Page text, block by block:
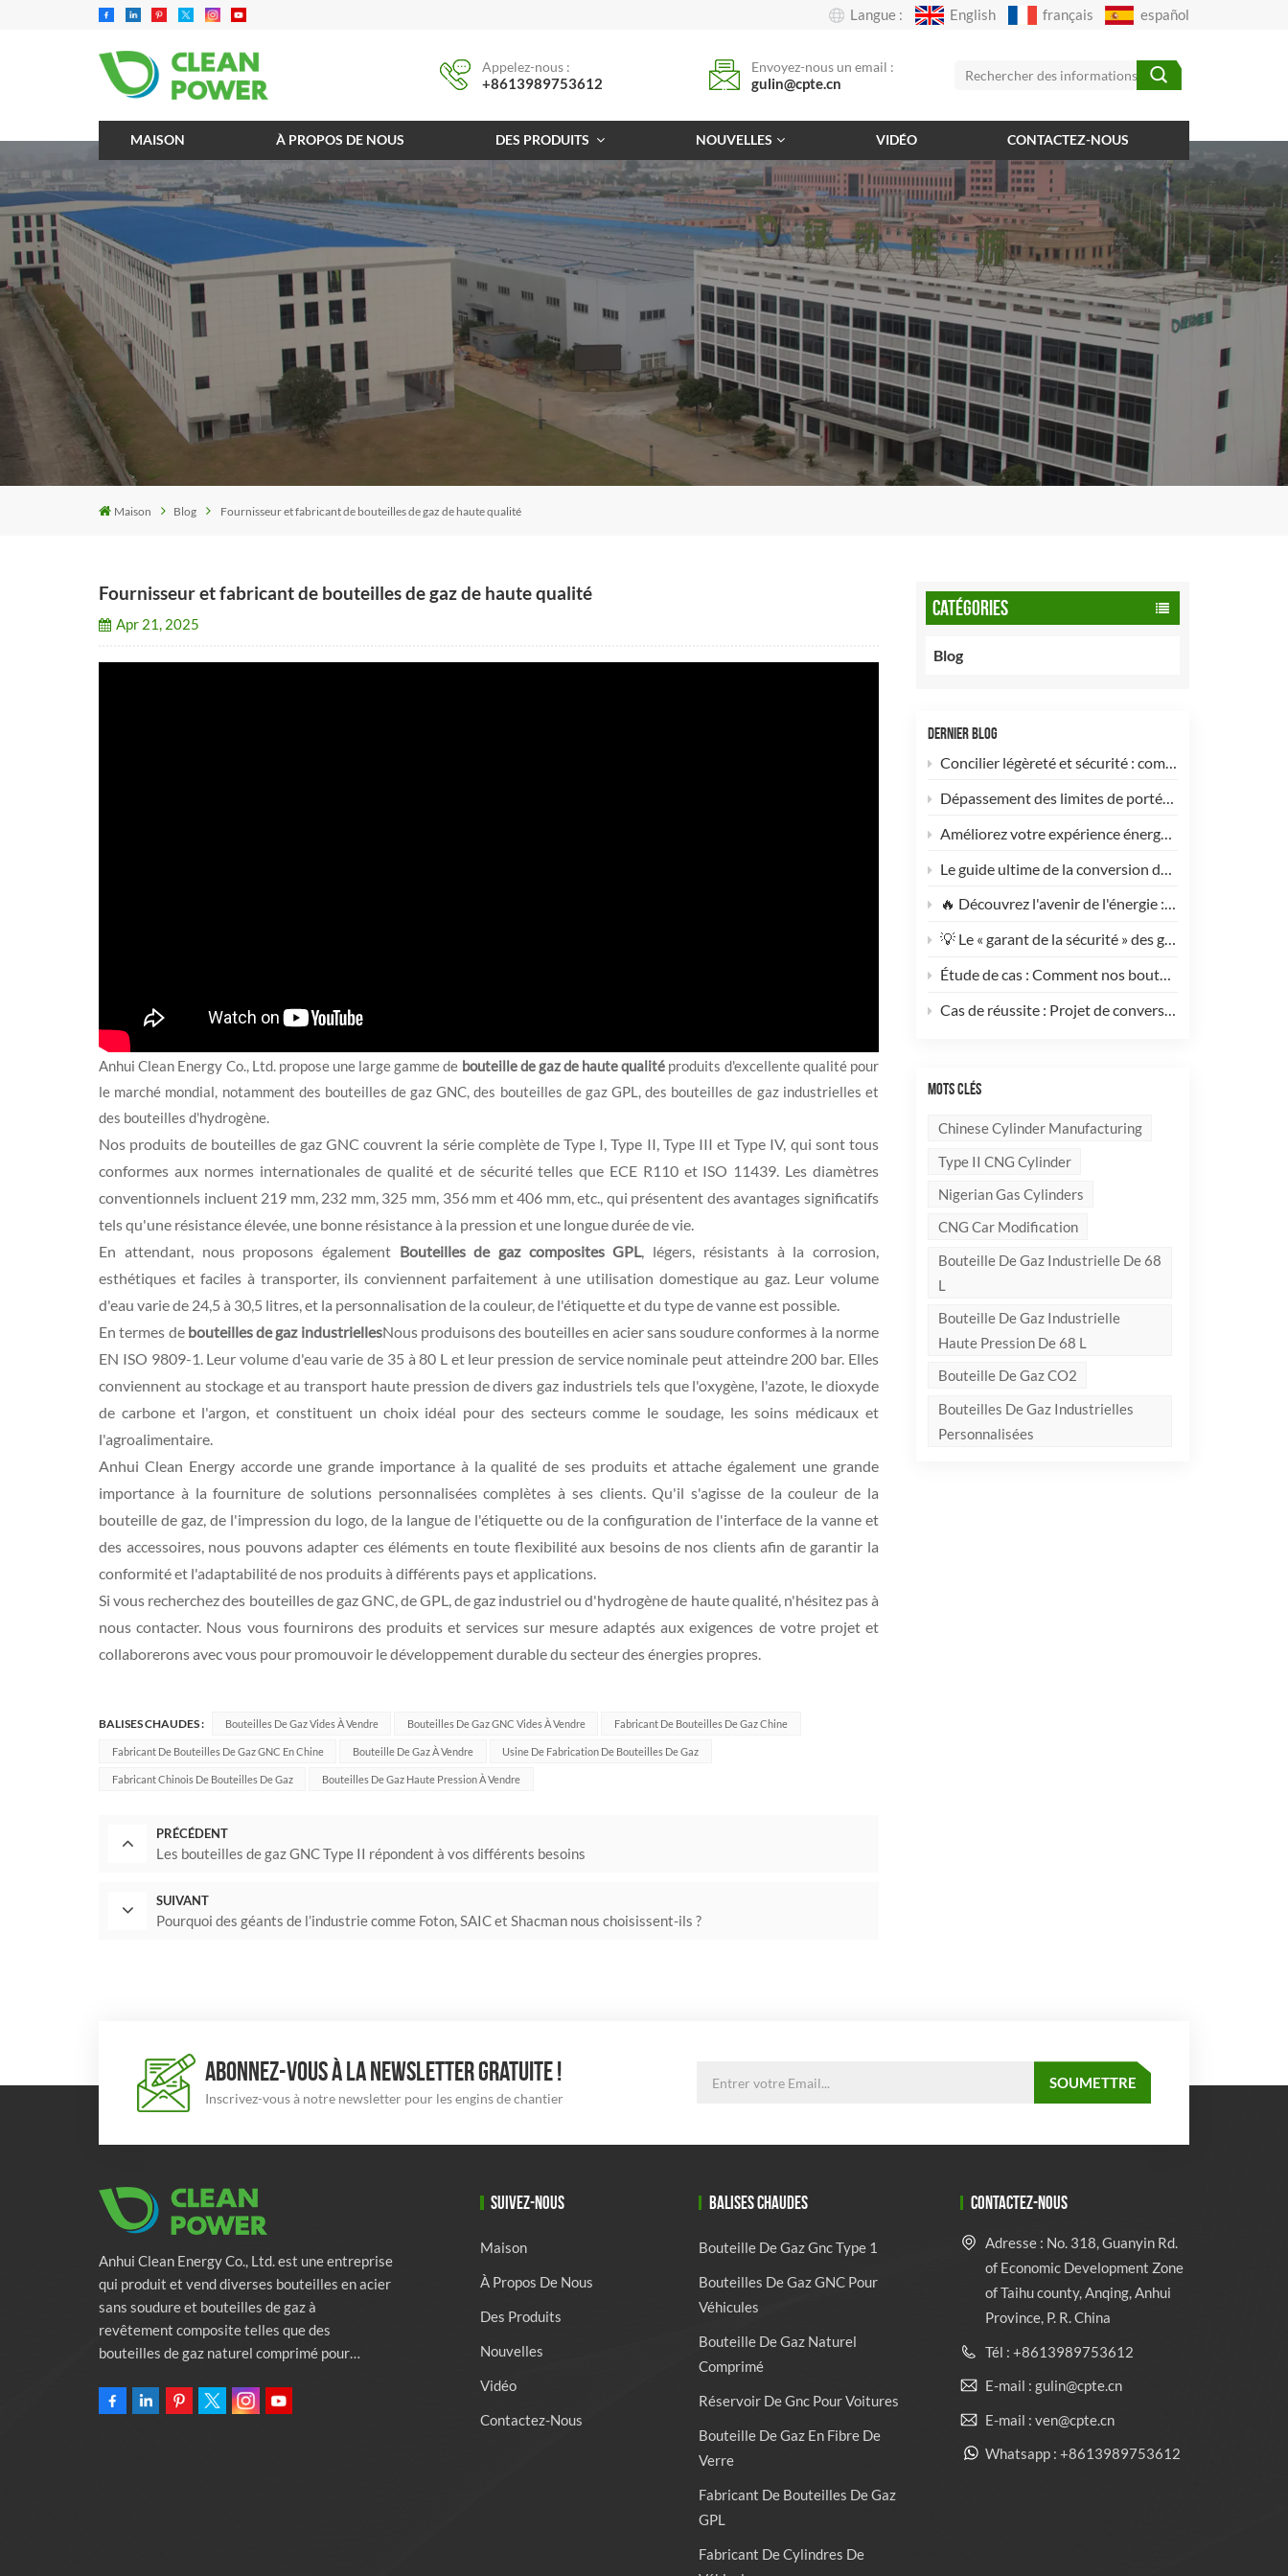
Langue : English français español
Appelez-nous :
+8613989753612
Envoyez-nous un email :
gulin@cpte.cn
MAISON À PROPOS DE NOUS DES PRODUITS NOUVELLES VIDÉO CONTACTEZ-NOUS
Maison Blog Fournisseur et fabricant de bouteilles de gaz de haute qualité
CATÉGORIES
Blog
DERNIER BLOG
Concilier légèreté et sécurité : comment les bouteilles de GNC de type 2 de 90 litres optimisent les flottes commerciales
Dépassement des limites de portée&nbsp;: les bouteilles d’hydrogène pour drones de type 4 sont désormais disponibles pour une personnalisation à haute efficacité&nbsp;!
Améliorez votre expérience énergétique avec notre bouteille de GPL composite de 5 kg ! 🚀✨
Le guide ultime de la conversion des poids lourds au GNV : pourquoi ce cylindre GNV de type 1 de 200 L change la donne pour réduire les coûts de votre flotte
🔥 Découvrez l'avenir de l'énergie : rencontrez le cylindre composite GPL élégant et ultra-léger de 10 kg !
💡 Le « garant de la sécurité » des gaz industriels et de la suppression des incendies — Un examen approfondi des bouteilles de gaz sans soudure en acier haute performance
Étude de cas : Comment nos bouteilles de GPL composites redéfinissent la sécurité et l’image de marque pour nos clients internationaux
Cas de réussite : Projet de conversion au GNV d’un générateur de 100 kVA mené à bien ! 🚀
MOTS CLÉS
Chinese Cylinder Manufacturing
Type II CNG Cylinder
Nigerian Gas Cylinders
CNG Car Modification
Bouteille De Gaz Industrielle De 68
L
Bouteille De Gaz Industrielle
Haute Pression De 68 L
Bouteille De Gaz CO2
Bouteilles De Gaz Industrielles
Personnalisées
Fournisseur et fabricant de bouteilles de gaz de haute qualité
Apr 21, 2025
Anhui Clean Energy Co., Ltd. propose une large gamme de bouteille de gaz de haute qualité produits d'excellente qualité pour
le marché mondial, notamment des bouteilles de gaz GNC, des bouteilles de gaz GPL, des bouteilles de gaz industrielles et
des bouteilles d'hydrogène.
Nos produits de bouteilles de gaz GNC couvrent la série complète de Type I, Type II, Type III et Type IV, qui sont tous
conformes aux normes internationales de qualité et de sécurité telles que ECE R110 et ISO 11439. Les diamètres
conventionnels incluent 219 mm, 232 mm, 325 mm, 356 mm et 406 mm, etc., qui présentent des avantages significatifs
tels qu'une résistance élevée, une bonne résistance à la pression et une longue durée de vie.
En attendant, nous proposons également Bouteilles de gaz composites GPL, légers, résistants à la corrosion,
esthétiques et faciles à transporter, ils conviennent parfaitement à une utilisation domestique au gaz. Leur volume
d'eau varie de 24,5 à 30,5 litres, et la personnalisation de la couleur, de l'étiquette et du type de vanne est possible.
En termes debouteilles de gaz industriellesNous produisons des bouteilles en acier sans soudure conformes à la norme
EN ISO 9809-1. Leur volume d'eau varie de 35 à 80 L et leur pression de service nominale peut atteindre 200 bar. Elles
conviennent au stockage et au transport haute pression de divers gaz industriels tels que l'oxygène, l'azote, le dioxyde
de carbone et l'argon, et constituent un choix idéal pour des secteurs comme le soudage, les soins médicaux et
l'agroalimentaire.
Anhui Clean Energy accorde une grande importance à la qualité de ses produits et attache également une grande
importance à la fourniture de solutions personnalisées complètes à ses clients. Qu'il s'agisse de la couleur de la
bouteille de gaz, de l'impression du logo, de la langue de l'étiquette ou de la configuration de l'interface de la vanne et
des accessoires, nous pouvons adapter ces éléments en toute flexibilité aux besoins de nos clients afin de garantir la
conformité et l'adaptabilité de nos produits à différents pays et applications.
Si vous recherchez des bouteilles de gaz GNC, de GPL, de gaz industriel ou d'hydrogène de haute qualité, n'hésitez pas à
nous contacter. Nous vous fournirons des produits et services sur mesure adaptés aux exigences de votre projet et
collaborerons avec vous pour promouvoir le développement durable du secteur des énergies propres.
BALISES CHAUDES : Bouteilles De Gaz Vides À Vendre Bouteilles De Gaz GNC Vides À Vendre Fabricant De Bouteilles De Gaz Chine
Fabricant De Bouteilles De Gaz GNC En Chine Bouteille De Gaz À Vendre Usine De Fabrication De Bouteilles De Gaz
Fabricant Chinois De Bouteilles De Gaz Bouteilles De Gaz Haute Pression À Vendre
PRÉCÉDENT
Les bouteilles de gaz GNC Type II répondent à vos différents besoins
SUIVANT
Pourquoi des géants de l’industrie comme Foton, SAIC et Shacman nous choisissent-ils ?
ABONNEZ-VOUS À LA NEWSLETTER GRATUITE !
Inscrivez-vous à notre newsletter pour les engins de chantier
Anhui Clean Energy Co., Ltd. est une entreprise
qui produit et vend diverses bouteilles en acier
sans soudure et bouteilles de gaz à
revêtement composite telles que des
bouteilles de gaz naturel comprimé pour
des bouteilles de lutte contre l'incendie.
SUIVEZ-NOUS
Maison
À Propos De Nous
Des Produits
Nouvelles
Vidéo
Contactez-Nous
BALISES CHAUDES
Bouteille De Gaz Gnc Type 1
Bouteilles De Gaz GNC Pour
Véhicules
Bouteille De Gaz Naturel
Comprimé
Réservoir De Gnc Pour Voitures
Bouteille De Gaz En Fibre De
Verre
Fabricant De Bouteilles De Gaz
GPL
Fabricant De Cylindres De
CONTACTEZ-NOUS
Adresse : No. 318, Guanyin Rd.
of Economic Development Zone
of Taihu county, Anqing, Anhui
Province, P. R. China
Tél : +8613989753612
E-mail : gulin@cpte.cn
E-mail : ven@cpte.cn
Whatsapp : +8613989753612